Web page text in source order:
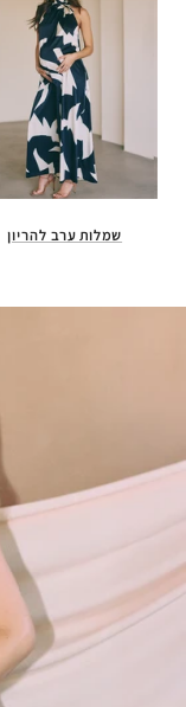
שמלות ערב להריון